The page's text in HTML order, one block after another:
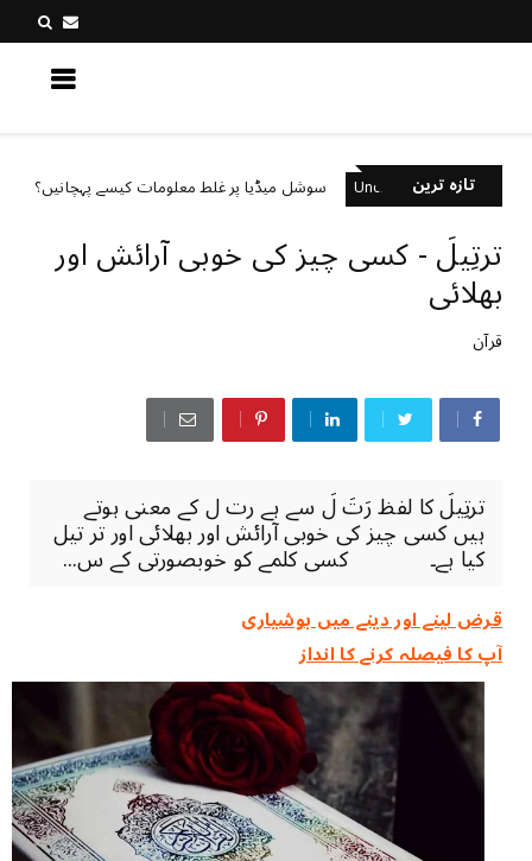
تازہ ترین
Uncategorized سوشل میڈیا پر غلط معلومات کیسے پہچانیں؟
ترتِیلَ - کسی چیز کی خوبی آرائش اور
بھلائی
قرآن
ترتِیلَ کا لفظ رَتَ لَ سے ہے رت ل کے معنی ہوتے
ہیں کسی چیز کی خوبی آرائش اور بھلائی اور تر تیل
کیا ہے۔ کسی کلمے کو خوبصورتی کے س...
قرض لینے اور دینے میں ہوشیاری
آپ کا فیصلہ کرنے کا انداز